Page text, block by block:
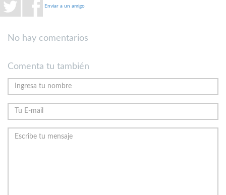
Enviar a un amigo
No hay comentarios
Comenta tu también